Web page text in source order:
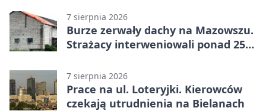
7 sierpnia 2026
Burze zerwały dachy na Mazowszu.
Strażacy interweniowali ponad 250
7 sierpnia 2026
Prace na ul. Loteryjki. Kierowców
czekają utrudnienia na Bielanach